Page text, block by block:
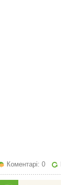
Коментарі: 0